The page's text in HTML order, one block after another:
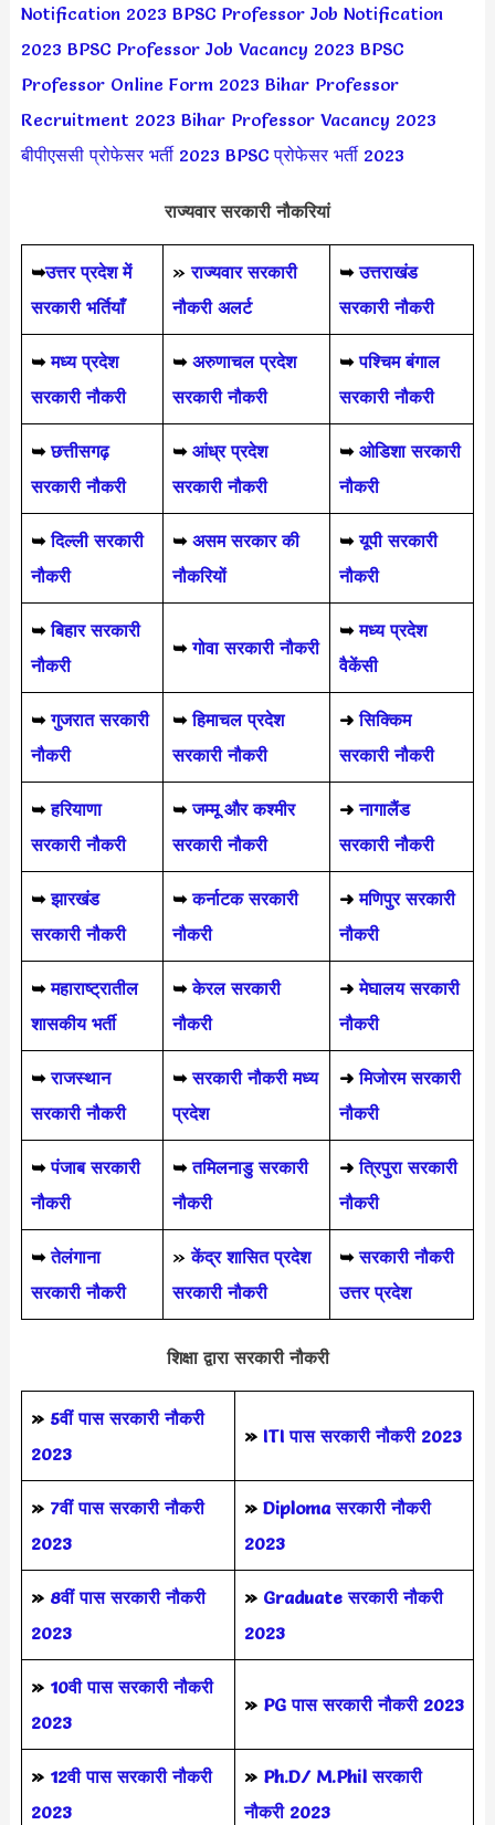
Notification 2023 BPSC Professor Job Notification
2023 BPSC Professor Job Vacancy 2023 BPSC
Professor Online Form 2023 Bihar Professor
Recruitment 2023 Bihar Professor Vacancy 2023
बीपीएससी प्रोफेसर भर्ती 2023 BPSC प्रोफेसर भर्ती 2023
राज्यवार सरकारी नौकरियां
➥उत्तर प्रदेश में
सरकारी भर्तियाँ
»राज्यवार सरकारी
नौकरी अलर्ट
➥ उत्तराखंड
सरकारी नौकरी
➥ मध्य प्रदेश
सरकारी नौकरी
➥ अरुणाचल प्रदेश
सरकारी नौकरी
➥ पश्चिम बंगाल
सरकारी नौकरी
➥ छत्तीसगढ़
सरकारी नौकरी
➥ आंध्र प्रदेश
सरकारी नौकरी
➥ ओडिशा सरकारी
नौकरी
➥ दिल्ली सरकारी
नौकरी
➥ असम सरकार की
नौकरियों
➥ यूपी सरकारी
नौकरी
➥बिहार सरकारी
नौकरी
➥गोवा सरकारी नौकरी
➥ मध्य प्रदेश
वैकेंसी
➥ गुजरात सरकारी
नौकरी
➥हिमाचल प्रदेश
सरकारी नौकरी
➜ सिक्किम
सरकारी नौकरी
➥हरियाणा
सरकारी नौकरी
➥जम्मू और कश्मीर
सरकारी नौकरी
➜ नागालैंड
सरकारी नौकरी
➥ झारखंड
सरकारी नौकरी
➥ कर्नाटक सरकारी
नौकरी
➜ मणिपुर सरकारी
नौकरी
➥ महाराष्ट्रातील
शासकीय भर्ती
➥ केरल सरकारी
नौकरी
➜ मेघालय सरकारी
नौकरी
➥ राजस्थान
सरकारी नौकरी
➥सरकारी नौकरी मध्य
प्रदेश
➜मिजोरम सरकारी
नौकरी
➥ पंजाब सरकारी
नौकरी
➥ तमिलनाडु सरकारी
नौकरी
➜ त्रिपुरा सरकारी
नौकरी
➥तेलंगाना
सरकारी नौकरी
»केंद्र शासित प्रदेश
सरकारी नौकरी
➥ सरकारी नौकरी
उत्तर प्रदेश
शिक्षा द्वारा सरकारी नौकरी
» 5वीं पास सरकारी नौकरी
2023
» ITI पास सरकारी नौकरी 2023
» 7वीं पास सरकारी नौकरी
2023
» Diploma सरकारी नौकरी
2023
» 8वीं पास सरकारी नौकरी
2023
» Graduate सरकारी नौकरी
2023
» 10वी पास सरकारी नौकरी
2023
» PG पास सरकारी नौकरी 2023
» 12वी पास सरकारी नौकरी
2023
» Ph.D/ M.Phil सरकारी
नौकरी 2023